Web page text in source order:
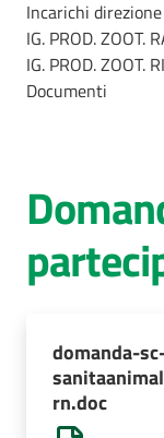
Azienda
cura
AUSL
Incarichi direzione
IG. PROD. ZOOT.
IG. PROD. ZOOT.
Documenti
domanda-
rn.doc